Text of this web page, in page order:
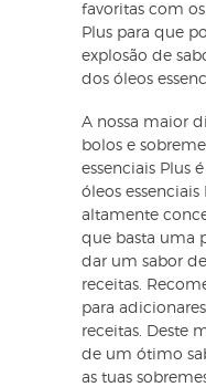
favoritas com
Plus para que
explosão de
dos óleos
A nossa maior
bolos e
essenciais Plus
óleos essenciais
altamente
que basta uma
dar um sabor
receitas.
para
receitas. Deste
de um ótimo
as tuas